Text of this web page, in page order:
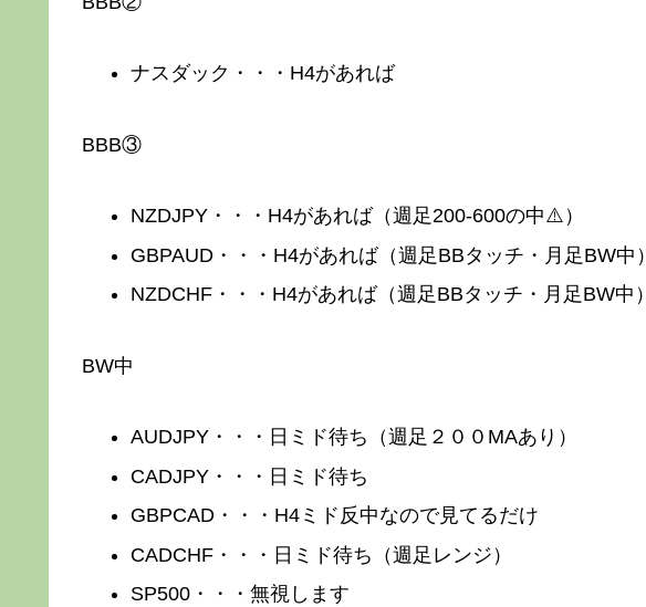
ナスダック・・・H4があれば
BBB③
NZDJPY・・・H4があれば（週足200-600の中⚠️）
GBPAUD・・・H4があれば（週足BBタッチ・月足BW中）
NZDCHF・・・H4があれば（週足BBタッチ・月足BW中）
BW中
AUDJPY・・・日ミド待ち（週足２００MAあり）
CADJPY・・・日ミド待ち
GBPCAD・・・H4ミド反中なので見てるだけ
CADCHF・・・日ミド待ち（週足レンジ）
SP500・・・無視します